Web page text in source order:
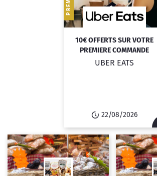
10€ OFFERTS SUR VOTRE
PREMIERE COMMANDE
UBER EATS
22/08/2026